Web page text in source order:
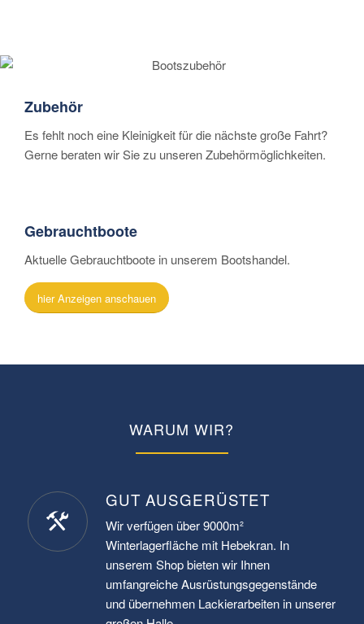
Zubehör
Es fehlt noch eine Kleinigkeit für die nächste große Fahrt?
Gerne beraten wir Sie zu unseren Zubehörmöglichkeiten.
Gebrauchtboote
Aktuelle Gebrauchtboote in unserem Bootshandel.
hier Anzeigen anschauen
WARUM WIR?
GUT AUSGERÜSTET
Wir verfügen über 9000m²
Winterlagerfläche mit Hebekran. In
unserem Shop bieten wir Ihnen
umfangreiche Ausrüstungsgegenstände
und übernehmen Lackierarbeiten in unserer